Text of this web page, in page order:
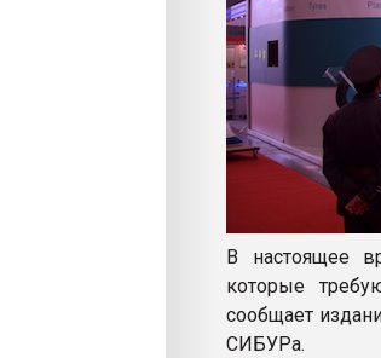
В настоящее
которые
сообщает
СИБУРа.